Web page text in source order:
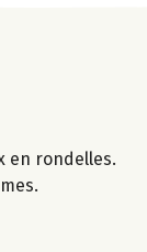
en rondelles.